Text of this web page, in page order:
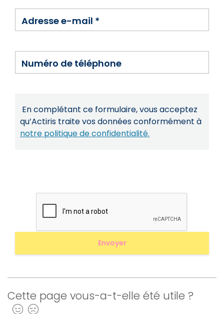
Adresse e-mail *
Numéro de téléphone
En complétant ce formulaire, vous acceptez
qu’Actiris traite vos données conformément à
notre politique de confidentialité.
Cette page vous-a-t-elle été utile ?
Oui